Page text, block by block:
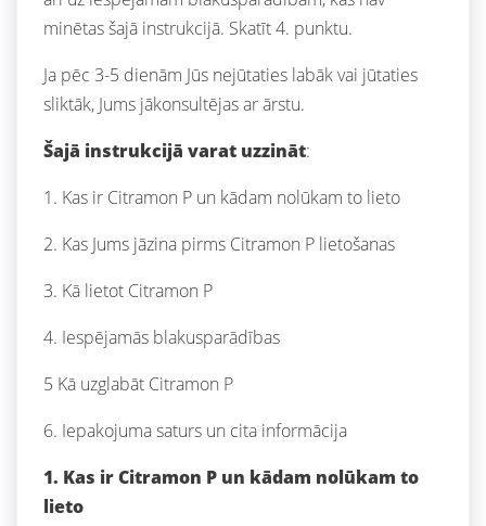
minētas šajā instrukcijā. Skatīt 4. punktu.
Ja pēc 3-5 dienām Jūs nejūtaties labāk vai jūtaties
sliktāk, Jums jākonsultējas ar ārstu.
Šajā instrukcijā varat uzzināt:
1. Kas ir Citramon P un kādam nolūkam to lieto
2. Kas Jums jāzina pirms Citramon P lietošanas
3. Kā lietot Citramon P
4. Iespējamās blakusparādības
5 Kā uzglabāt Citramon P
6. Iepakojuma saturs un cita informācija
1. Kas ir Citramon P un kādam nolūkam to
lieto